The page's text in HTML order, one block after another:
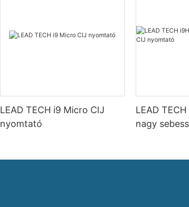
LEAD TECH i9 Micro CIJ
nyomtató
LEAD
nagy